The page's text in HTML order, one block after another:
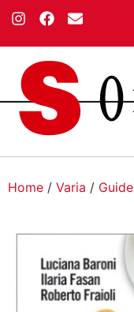
Home / Varia / Guide